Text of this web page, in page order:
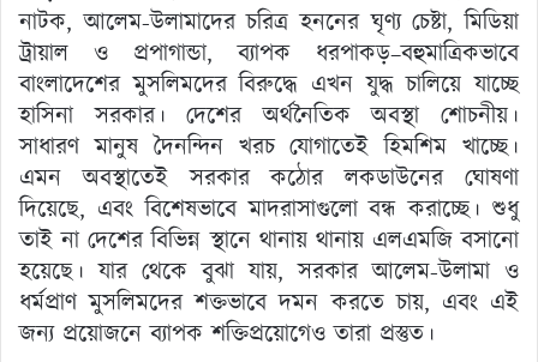
নাটক, আলেম-উলামাদের চরিত্র হননের ঘৃণ্য চেষ্টা, মিডিয়া
ট্রায়াল ও প্রপাগান্ডা, ব্যাপক ধরপাকড়–বহুমাত্রিকভাবে
বাংলাদেশের মুসলিমদের বিরুদ্ধে এখন যুদ্ধ চালিয়ে যাচ্ছে
হাসিনা সরকার। দেশের অর্থনৈতিক অবস্থা শোচনীয়।
সাধারণ মানুষ দৈনন্দিন খরচ যোগাতেই হিমশিম খাচ্ছে।
এমন অবস্থাতেই সরকার কঠোর লকডাউনের ঘোষণা
দিয়েছে, এবং বিশেষভাবে মাদরাসাগুলো বন্ধ করাচ্ছে। শুধু
তাই না দেশের বিভিন্ন স্থানে থানায় থানায় এলএমজি বসানো
হয়েছে। যার থেকে বুঝা যায়, সরকার আলেম-উলামা ও
ধর্মপ্রাণ মুসলিমদের শক্তভাবে দমন করতে চায়, এবং এই
জন্য প্রয়োজনে ব্যাপক শক্তিপ্রয়োগেও তারা প্রস্তুত।